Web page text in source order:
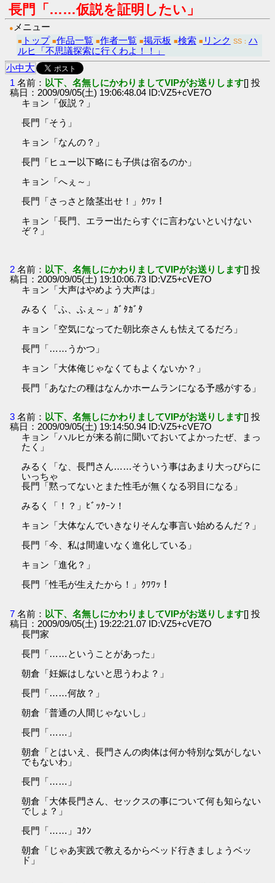
長門「……仮説を証明したい」
● メニュー
■ トップ ■作品一覧 ■作者一覧 ■掲示板 ■検索 ■ リンク SS： ハ
ルヒ「不思議探索に行くわよ！！」
小中大
1 名前： 以下、名無しにかわりましてVIPがお送りします[] 投
稿日：2009/09/05(土) 19:06:48.04 ID:VZ5+cVE7O
キョン「仮説？」
長門「そう」
キョン「なんの？」
長門「ヒュー以下略にも子供は宿るのか」
キョン「へぇ～」
長門「さっさと陰茎出せ！」ｸﾜｯ！
キョン「長門、エラー出たらすぐに言わないといけない
ぞ？」
2 名前： 以下、名無しにかわりましてVIPがお送りします[] 投
稿日：2009/09/05(土) 19:10:06.73 ID:VZ5+cVE7O
キョン「大声はやめよう大声は」
みるく「ふ、ふぇ～」ｶﾞﾀｶﾞﾀ
キョン「空気になってた朝比奈さんも怯えてるだろ」
長門「……うかつ」
キョン「大体俺じゃなくてもよくないか？」
長門「あなたの種はなんかホームランになる予感がする」
3 名前： 以下、名無しにかわりましてVIPがお送りします[] 投
稿日：2009/09/05(土) 19:14:50.94 ID:VZ5+cVE7O
キョン「ハルヒが来る前に聞いておいてよかったぜ、まっ
たく」
みるく「な、長門さん……そういう事はあまり大っぴらに
いっちゃ
長門「黙ってないとまた性毛が無くなる羽目になる」
みるく「！？」ﾋﾞｯｸｰﾝ！
キョン「大体なんでいきなりそんな事言い始めるんだ？」
長門「今、私は間違いなく進化している」
キョン「進化？」
長門「性毛が生えたから！」ｸﾜﾜｯ！
7 名前： 以下、名無しにかわりましてVIPがお送りします[] 投
稿日：2009/09/05(土) 19:22:21.07 ID:VZ5+cVE7O
長門家
長門「……ということがあった」
朝倉「妊娠はしないと思うわよ？」
長門「……何故？」
朝倉「普通の人間じゃないし」
長門「……」
朝倉「とはいえ、長門さんの肉体は何か特別な気がしない
でもないわ」
長門「……」
朝倉「大体長門さん、セックスの事について何も知らない
でしょ？」
長門「……」ｺｸﾝ
朝倉「じゃあ実践で教えるからベッド行きましょうベッ
ド」